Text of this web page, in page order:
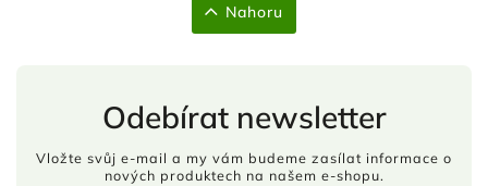
Nahoru
Odebírat newsletter
Vložte svůj e-mail a my vám budeme zasílat informace o
nových produktech na našem e-shopu.